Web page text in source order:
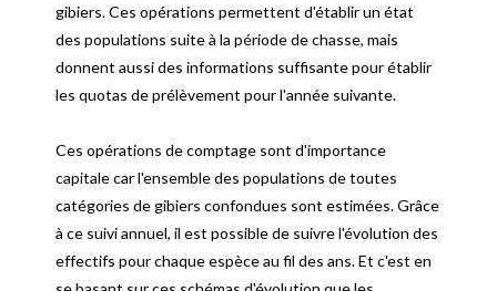
gibiers. Ces opérations permettent d'établir un état
des populations suite à la période de chasse, mais
donnent aussi des informations suffisante pour établir
les quotas de prélèvement pour l'année suivante.
Ces opérations de comptage sont d'importance
capitale car l'ensemble des populations de toutes
catégories de gibiers confondues sont estimées. Grâce
à ce suivi annuel, il est possible de suivre l'évolution des
effectifs pour chaque espèce au fil des ans. Et c'est en